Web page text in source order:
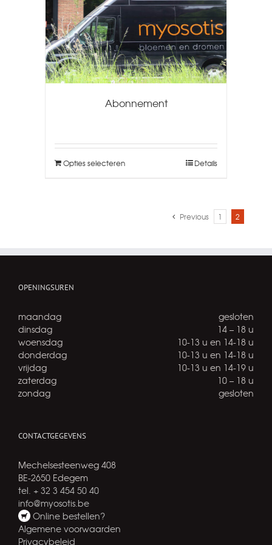
Abonnement
Opties selecteren Details
Previous 1 2
OPENINGSUREN
maandag
gesloten
dinsdag
14 – 18 u
woensdag
10-13 u en 14-18 u
donderdag
10-13 u en 14-18 u
vrijdag
10-13 u en 14-19 u
zaterdag
10 – 18 u
zondag
gesloten
CONTACTGEGEVENS
Mechelsesteenweg 408
BE-2650 Edegem
tel. + 32 3 454 50 40
info@myosotis.be
Online bestellen?
Algemene voorwaarden
Privacybeleid